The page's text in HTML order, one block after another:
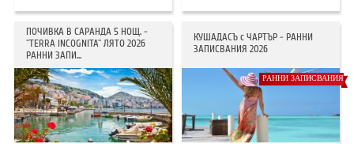
ПОЧИВКА В САРАНДА 5 НОЩ. -
"TERRA INCOGNITA" ЛЯТО 2026
РАННИ ЗАПИ...
КУШАДАСЪ с ЧАРТЪР - РАННИ
ЗАПИСВАНИЯ 2026
РАННИ ЗАПИСВАНИЯ